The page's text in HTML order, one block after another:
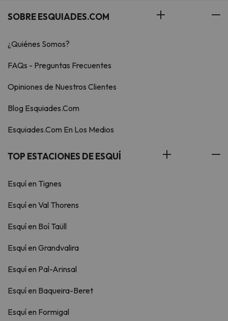
SOBRE ESQUIADES.COM
¿Quiénes Somos?
FAQs - Preguntas Frecuentes
Opiniones de Nuestros Clientes
Blog Esquiades.Com
Esquiades.Com En Los Medios
TOP ESTACIONES DE ESQUÍ
Esquí en Tignes
Esquí en Val Thorens
Esquí en Boí Taüll
Esquí en Grandvalira
Esquí en Pal-Arinsal
Esquí en Baqueira-Beret
Esquí en Formigal